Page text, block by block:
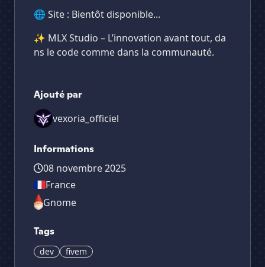
🌐 Site : Bientôt disponible...
✨ MLX Studio – L’innovation avant tout, da
ns le code comme dans la communauté.
Ajouté par
vexoria_officiel
Informations
08 novembre 2025
France
Gnome
Tags
dev fivem